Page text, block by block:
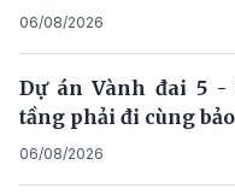
06/08/2026
Dự án Vành đai 5 -
tầng phải đi cùng
06/08/2026